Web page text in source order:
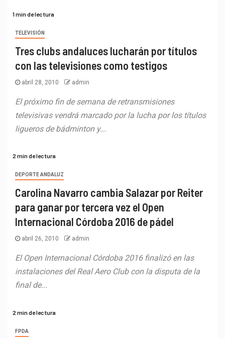
1 min de lectura
TELEVISIÓN
Tres clubs andaluces lucharán por títulos
con las televisiones como testigos
abril 28, 2010 admin
El próximo fin de semana de retransmisiones
televisivas vendrá marcado por la lucha por los títulos
ligueros de bádminton y...
2 min de lectura
DEPORTE ANDALUZ
Carolina Navarro cambia Salazar por Reiter
para ganar por tercera vez el Open
Internacional Córdoba 2016 de pádel
abril 26, 2010 admin
El Open Internacional Córdoba 2016 finalizó en las
instalaciones del Real Aero Club con la disputa de la
final de...
2 min de lectura
FPDA